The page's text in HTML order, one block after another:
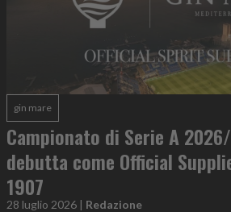
gin mare
Campionato di Serie A
debutta come Official
1907
28 luglio 2026 | Redazione